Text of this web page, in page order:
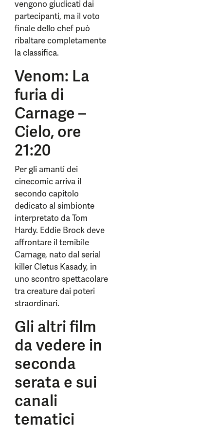
vengono giudicati dai
partecipanti, ma il voto
finale dello chef può
ribaltare completamente
la classifica.
Venom: La
furia di
Carnage –
Cielo, ore
21:20
Per gli amanti dei
cinecomic arriva il
secondo capitolo
dedicato al simbionte
interpretato da Tom
Hardy. Eddie Brock deve
affrontare il temibile
Carnage, nato dal serial
killer Cletus Kasady, in
uno scontro spettacolare
tra creature dai poteri
straordinari.
Gli altri film
da vedere in
seconda
serata e sui
canali
tematici